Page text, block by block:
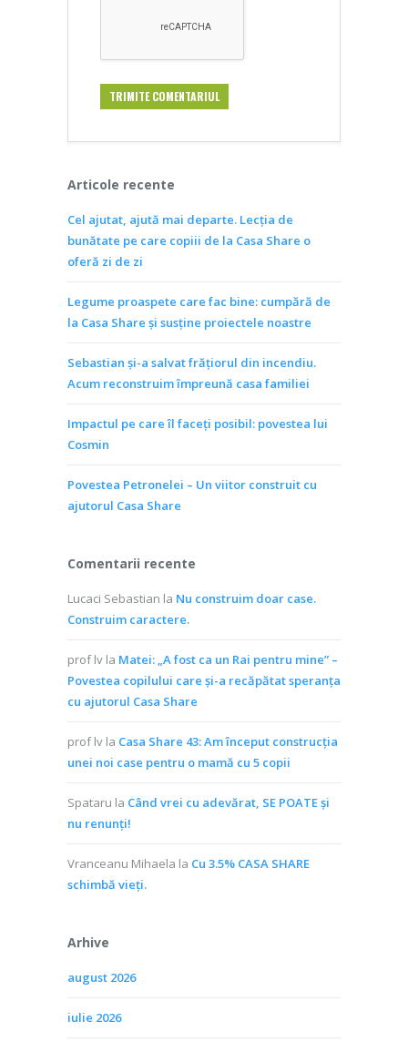
Articole recente
Cel ajutat, ajută mai departe. Lecția de
bunătate pe care copiii de la Casa Share o
oferă zi de zi
Legume proaspete care fac bine: cumpără de
la Casa Share și susține proiectele noastre
Sebastian și-a salvat frățiorul din incendiu.
Acum reconstruim împreună casa familiei
Impactul pe care îl faceți posibil: povestea lui
Cosmin
Povestea Petronelei – Un viitor construit cu
ajutorul Casa Share
Comentarii recente
Lucaci Sebastian la Nu construim doar case.
Construim caractere.
prof lv la Matei: „A fost ca un Rai pentru mine” –
Povestea copilului care și-a recăpătat speranța
cu ajutorul Casa Share
prof lv la Casa Share 43: Am început construcția
unei noi case pentru o mamă cu 5 copii
Spataru la Când vrei cu adevărat, SE POATE și
nu renunți!
Vranceanu Mihaela la Cu 3.5% CASA SHARE
schimbă vieţi.
Arhive
august 2026
iulie 2026